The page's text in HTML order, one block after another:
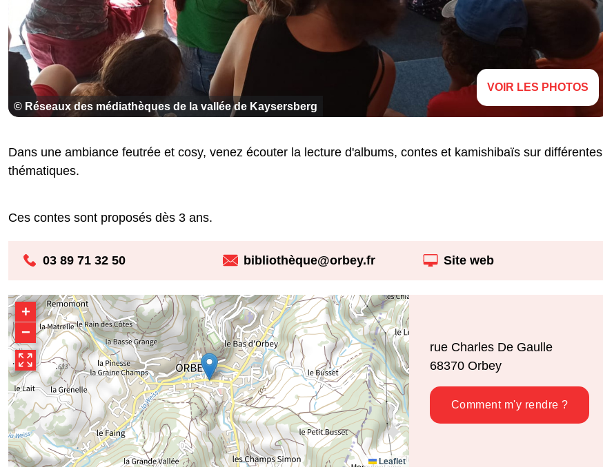
© Réseaux des médiathèques de la vallée de Kaysersberg
VOIR LES PHOTOS
Dans une ambiance feutrée et cosy, venez écouter la lecture d'albums, contes et kamishibaïs sur différentes
thématiques.
Ces contes sont proposés dès 3 ans.
03 89 71 32 50 bibliothèque@orbey.fr Site web
+
−
Leaflet
rue Charles De Gaulle
68370 Orbey
Comment m'y rendre ?